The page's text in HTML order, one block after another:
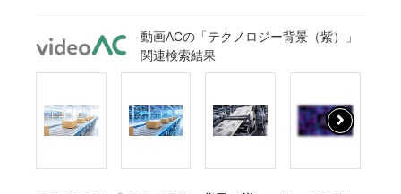
動画ACの「テクノロジー背景（紫）」
関連検索結果